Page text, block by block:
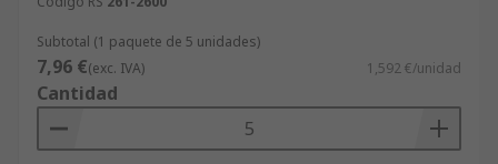
Subtotal (1 paquete de 5 unidades)
7,96 €(exc. IVA) 1,592 €/unidad
Cantidad